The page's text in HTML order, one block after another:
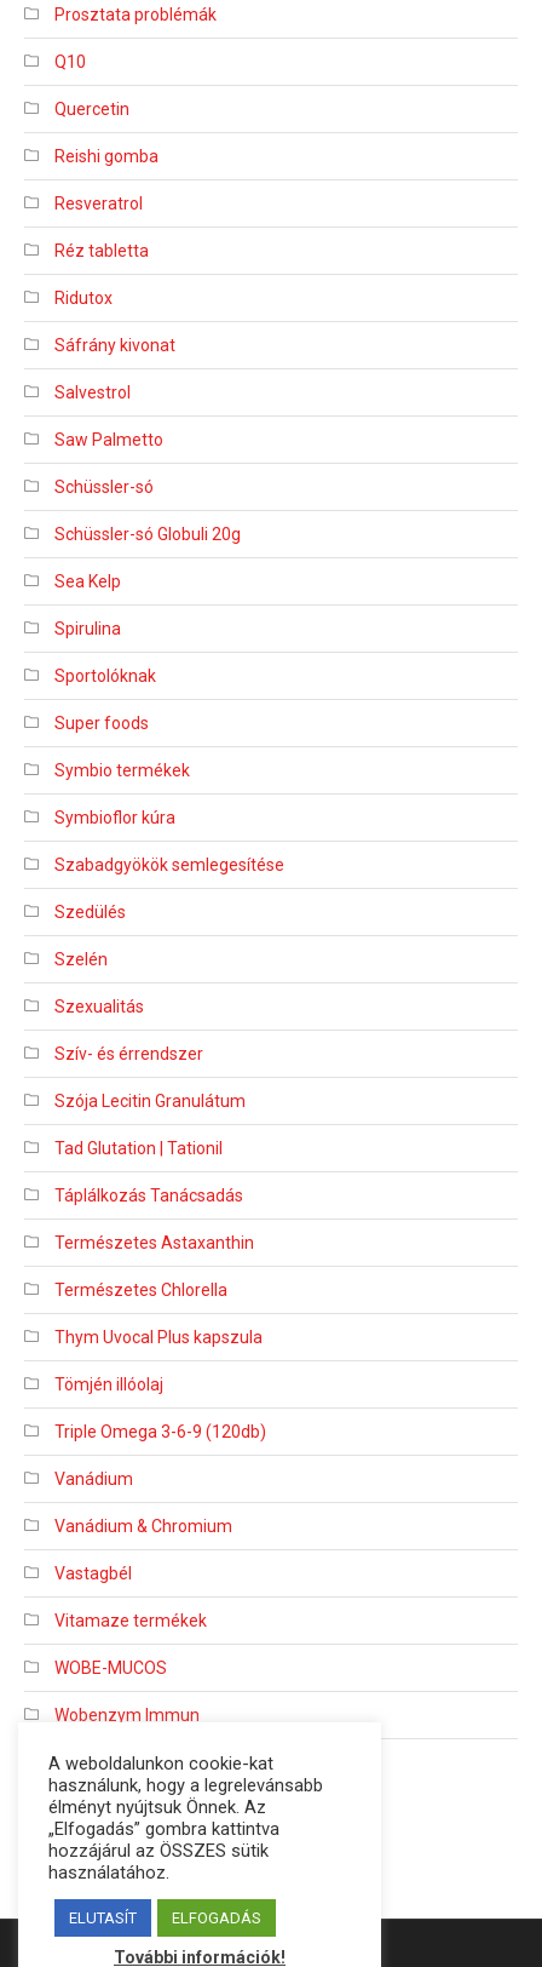
Prosztata problémák
Q10
Quercetin
Reishi gomba
Resveratrol
Réz tabletta
Ridutox
Sáfrány kivonat
Salvestrol
Saw Palmetto
Schüssler-só
Schüssler-só Globuli 20g
Sea Kelp
Spirulina
Sportolóknak
Super foods
Symbio termékek
Symbioflor kúra
Szabadgyökök semlegesítése
Szedülés
Szelén
Szexualitás
Szív- és érrendszer
Szója Lecitin Granulátum
Tad Glutation | Tationil
Táplálkozás Tanácsadás
Természetes Astaxanthin
Természetes Chlorella
Thym Uvocal Plus kapszula
Tömjén illóolaj
Triple Omega 3-6-9 (120db)
Vanádium
Vanádium & Chromium
Vastagbél
Vitamaze termékek
WOBE-MUCOS
Wobenzym Immun
Wobenzyme
Design bySEO4YOU.hu
A weboldalunkon cookie-kat
használunk, hogy a legrelevánsabb
élményt nyújtsuk Önnek. Az
„Elfogadás” gombra kattintva
hozzájárul az ÖSSZES sütik
használatához.
ELUTASÍT ELFOGADÁS
További információk!